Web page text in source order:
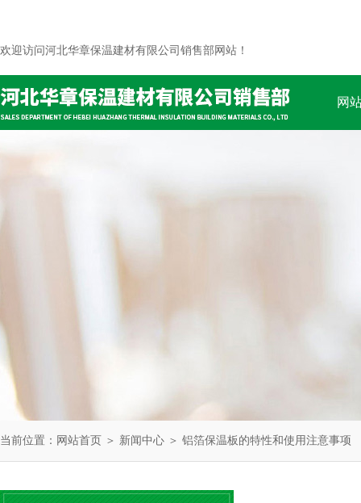
欢迎访问河北华章保温建材有限公司销售部网站！
网
当前位置： 网站首页 ＞ 新闻中心 ＞ 铝箔保温板的特性和使用注意事项